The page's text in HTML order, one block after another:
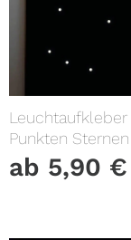
Punkten
Lichtschalter
ab 5,90 €